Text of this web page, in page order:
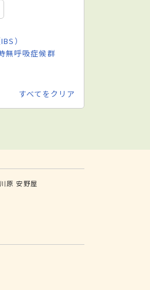
）
無呼吸症候群
すべてをクリア
原 安野屋